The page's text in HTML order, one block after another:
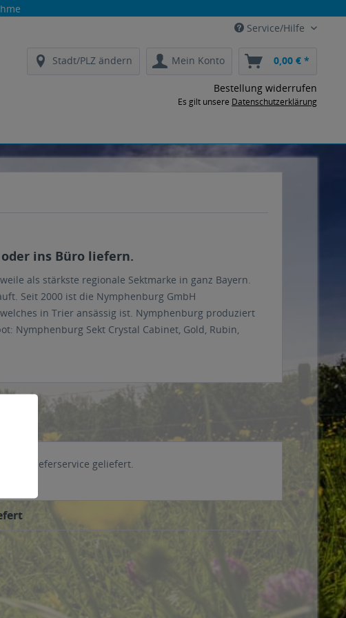
Service/Hilfe
Stadt/PLZ ändern Mein Konto 0,00 € *
Bestellung widerrufen
Es gilt unsere Datenschutzerklärung
ins Büro liefern.
als stärkste regionale Sektmarke in ganz Bayern.
Seit 2000 ist die Nymphenburg GmbH
in Trier ansässig ist. Nymphenburg produziert
Nymphenburg Sekt Crystal Cabinet, Gold, Rubin,
geliefert.